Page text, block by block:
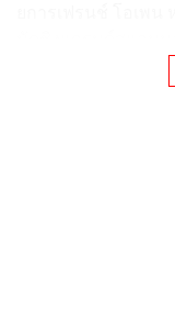
เขาเอาชนะฟลาวิโ